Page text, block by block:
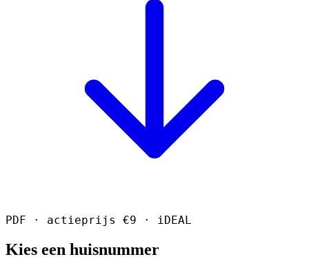
PDF · actieprijs €9 · iDEAL
Kies een huisnummer